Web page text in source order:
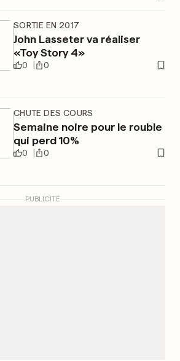
SORTIE EN 2017
John Lasseter va réaliser
«Toy Story 4»
0 0
CHUTE DES COURS
Semaine noire pour le rouble
qui perd 10%
0 0
PUBLICITÉ